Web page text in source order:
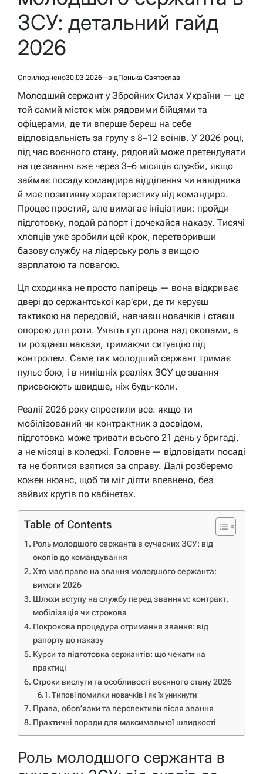
ЗСУ: детальний гайд
2026
Оприлюднено30.03.2026 відПонька Святослав
Молодший сержант у Збройних Силах України — це
той самий місток між рядовими бійцями та
офіцерами, де ти вперше береш на себе
відповідальність за групу з 8–12 воїнів. У 2026 році,
під час воєнного стану, рядовий може претендувати
на це звання вже через 3–6 місяців служби, якщо
займає посаду командира відділення чи навідника
й має позитивну характеристику від командира.
Процес простий, але вимагає ініціативи: пройди
підготовку, подай рапорт і дочекайся наказу. Тисячі
хлопців уже зробили цей крок, перетворивши
базову службу на лідерську роль з вищою
зарплатою та повагою.
Ця сходинка не просто папірець — вона відкриває
двері до сержантської кар’єри, де ти керуєш
тактикою на передовій, навчаєш новачків і стаєш
опорою для роти. Уявіть гул дрона над окопами, а
ти роздаєш накази, тримаючи ситуацію під
контролем. Саме так молодший сержант тримає
пульс бою, і в нинішніх реаліях ЗСУ це звання
присвоюють швидше, ніж будь-коли.
Реалії 2026 року спростили все: якщо ти
мобілізований чи контрактник з досвідом,
підготовка може тривати всього 21 день у бригаді,
а не місяці в коледжі. Головне — відповідати посаді
та не боятися взятися за справу. Далі розберемо
кожен нюанс, щоб ти міг діяти впевнено, без
зайвих кругів по кабінетах.
Table of Contents
Роль молодшого сержанта в сучасних ЗСУ: від
окопів до командування
Хто має право на звання молодшого сержанта:
вимоги 2026
Шляхи вступу на службу перед званням: контракт,
мобілізація чи строкова
Покрокова процедура отримання звання: від
рапорту до наказу
Курси та підготовка сержантів: що чекати на
практиці
Строки вислуги та особливості воєнного стану 2026
Типові помилки новачків і як їх уникнути
Права, обов’язки та перспективи після звання
Практичні поради для максимальної швидкості
Роль молодшого сержанта в